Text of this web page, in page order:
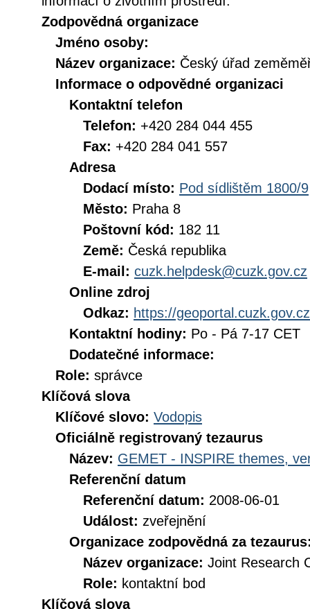
Zodpovědná organizace
Jméno osoby:
Název organizace: Český úřad
Informace o odpovědné organizaci
Kontaktní telefon
Telefon: +420 284 044 455
Fax: +420 284 041 557
Adresa
Dodací místo: Pod sídlištěm 1800/9
Město: Praha 8
Poštovní kód: 182 11
Země: Česká republika
E-mail: cuzk.helpdesk@cuzk.gov.cz
Online zdroj
Odkaz: https://geoportal.cuzk.gov.cz
Kontaktní hodiny: Po - Pá 7-17 CET
Dodatečné informace:
Role: správce
Klíčová slova
Klíčové slovo: Vodopis
Oficiálně registrovaný tezaurus
Název: GEMET - INSPIRE themes,
Referenční datum
Referenční datum: 2008-06-01
Událost: zveřejnění
Organizace zodpovědná za
Název organizace: Joint Research
Role: kontaktní bod
Klíčová slova